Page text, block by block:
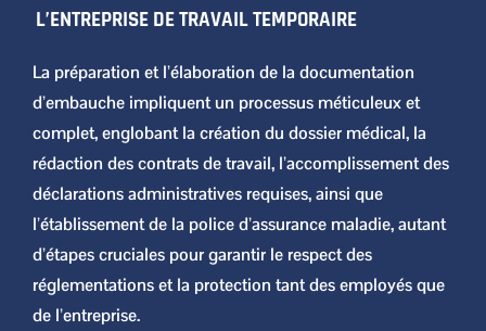
L’ENTREPRISE DE TRAVAIL TEMPORAIRE
La préparation et l’élaboration de la documentation
d’embauche impliquent un processus méticuleux et
complet, englobant la création du dossier médical, la
rédaction des contrats de travail, l’accomplissement des
déclarations administratives requises, ainsi que
l’établissement de la police d’assurance maladie, autant
d’étapes cruciales pour garantir le respect des
réglementations et la protection tant des employés que
de l’entreprise.